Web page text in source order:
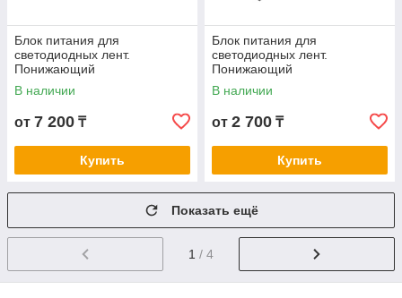
Блок питания для
светодиодных лент.
Понижающий
трансформатор FAN LUX 12V
400W
В наличии
от 7 200 ₸
Купить
Блок питания для
светодиодных лент.
Понижающий
трансформатор FAN LUX 24V
60W
В наличии
от 2 700 ₸
Купить
Показать ещё
1 / 4